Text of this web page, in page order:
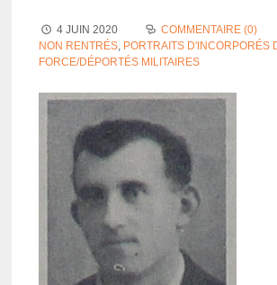
4 JUIN 2020 COMMENTAIRE (0)
NON RENTRÉS, PORTRAITS D'INCORPORÉS
FORCE/DÉPORTÉS MILITAIRES